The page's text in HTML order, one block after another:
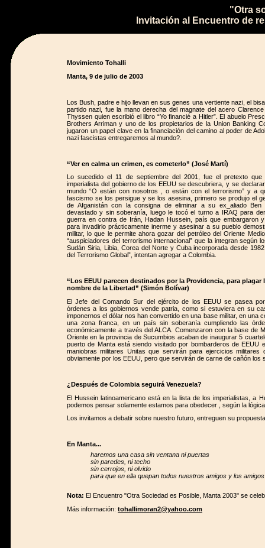
"Otra
Invitación al Encuentro de
Movimiento Tohalli
Manta, 9 de julio de 2003
Los Bush, padre e hijo llevan en sus genes una vertiente nazi, el
partido nazi, fue la mano derecha del magnate del acero
Thyssen quien escribió el libro “Yo financié a Hitler”. El abuelo
Brothers Arriman y uno de los propietarios de la Union Banking
jugaron un papel clave en la financiación del camino al poder de
nazi fascistas entregaremos al mundo?.
“Ver en calma un crimen, es cometerlo” (José Martí)
Lo sucedido el 11 de septiembre del 2001, fue el pretexto
imperialista del gobierno de los EEUU se descubriera, y se
mundo “O están con nosotros , o están con el terrorismo” y a
fascismo se los persigue y se los asesina, primero se produjo el
de Afganistán con la consigna de eliminar a su ex_aliado
devastado y sin soberanía, luego le tocó el turno a IRAQ para
guerra en contra de Irán, Hadan Hussein, país que embargaron
para invadirlo prácticamente inerme y asesinar a su pueblo
militar, lo que le permite ahora gozar del petróleo del Oriente
“auspiciadores del terrorismo internacional” que la integran según
Sudán Siria, Libia, Corea del Norte y Cuba incorporada desde
del Terrorismo Global”, intentan agregar a Colombia.
“Los EEUU parecen destinados por la Providencia, para plagar
nombre de la Libertad” (Simón Bolívar)
El Jefe del Comando Sur del ejército de los EEUU se pasea por
órdenes a los gobiernos vende patria, como si estuviera en su
imponernos el dólar nos han convertido en una base militar, en una
una zona franca, en un país sin soberanía cumpliendo las
económicamente a través del ALCA. Comenzaron con la base de
Oriente en la provincia de Sucumbios acaban de inaugurar 5
puerto de Manta está siendo visitado por bombarderos de EEUU
maniobras militares Unitas que servirán para ejercicios
obviamente por los EEUU, pero que servirán de carne de cañón
¿Después de Colombia seguirá Venezuela?
El Hussein latinoamericano está en la lista de los imperialistas, a
podemos pensar solamente estamos para obedecer , según la
Los invitamos a debatir sobre nuestro futuro, entreguen su
En Manta...
haremos una casa sin ventana ni puertas
sin paredes, ni techo
sin cerrojos, ni olvido
para que en ella quepan todos nuestros amigos y los
Nota: El Encuentro "Otra Sociedad es Posible, Manta 2003" se
Más información: tohallimoran2@yahoo.com